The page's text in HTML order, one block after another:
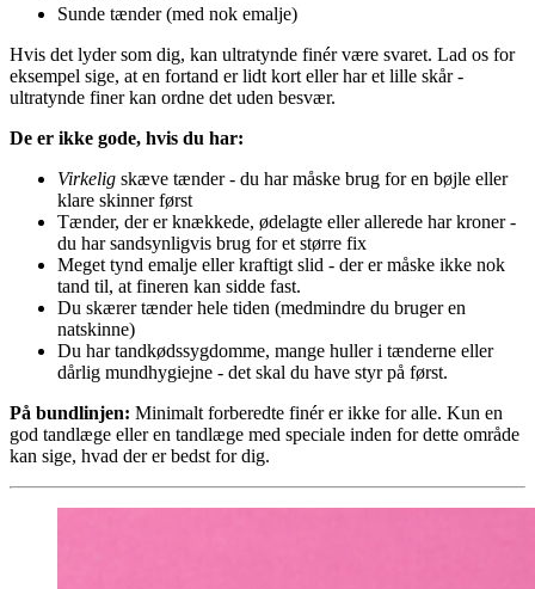
Sunde tænder (med nok emalje)
Hvis det lyder som dig, kan ultratynde finér være svaret. Lad os for
eksempel sige, at en fortand er lidt kort eller har et lille skår -
ultratynde finer kan ordne det uden besvær.
De er ikke gode, hvis du har:
Virkelig skæve tænder - du har måske brug for en bøjle eller
klare skinner først
Tænder, der er knækkede, ødelagte eller allerede har kroner -
du har sandsynligvis brug for et større fix
Meget tynd emalje eller kraftigt slid - der er måske ikke nok
tand til, at fineren kan sidde fast.
Du skærer tænder hele tiden (medmindre du bruger en
natskinne)
Du har tandkødssygdomme, mange huller i tænderne eller
dårlig mundhygiejne - det skal du have styr på først.
På bundlinjen: Minimalt forberedte finér er ikke for alle. Kun en
god tandlæge eller en tandlæge med speciale inden for dette område
kan sige, hvad der er bedst for dig.